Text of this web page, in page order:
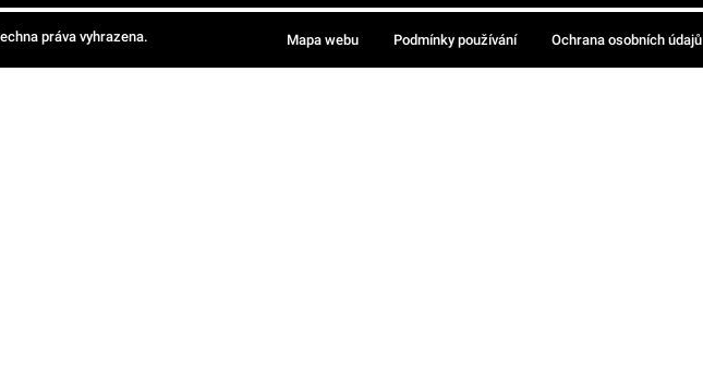
práva vyhrazena. Mapa webu Podmínky používání Ochrana osobních údajů